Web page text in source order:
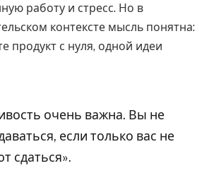
работу и стресс. Но в
контексте мысль понятна:
продукт с нуля, одной идеи
очень важна. Вы не
если только вас не
сдаться».